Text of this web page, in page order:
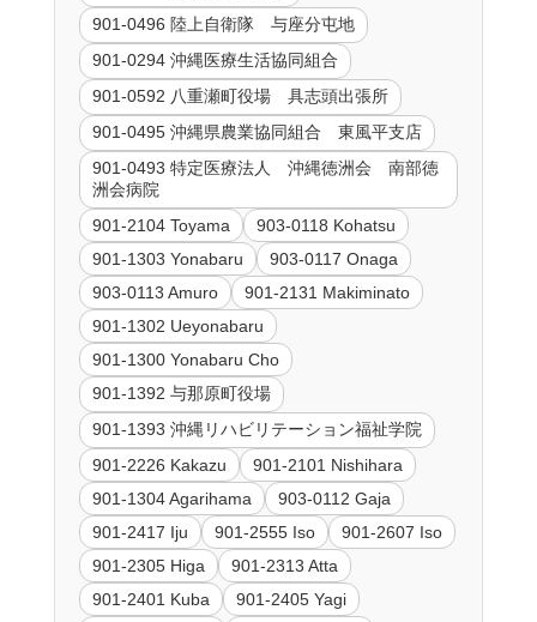
901-0496 陸上自衛隊 与座分屯地
901-0294 沖縄医療生活協同組合
901-0592 八重瀬町役場 具志頭出張所
901-0495 沖縄県農業協同組合 東風平支店
901-0493 特定医療法人 沖縄徳洲会 南部徳
洲会病院
901-2104 Toyama
903-0118 Kohatsu
901-1303 Yonabaru
903-0117 Onaga
903-0113 Amuro
901-2131 Makiminato
901-1302 Ueyonabaru
901-1300 Yonabaru Cho
901-1392 与那原町役場
901-1393 沖縄リハビリテーション福祉学院
901-2226 Kakazu
901-2101 Nishihara
901-1304 Agarihama
903-0112 Gaja
901-2417 Iju
901-2555 Iso
901-2607 Iso
901-2305 Higa
901-2313 Atta
901-2401 Kuba
901-2405 Yagi